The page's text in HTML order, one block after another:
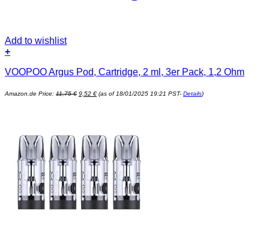
Add to wishlist
+
VOOPOO Argus Pod, Cartridge, 2 ml, 3er Pack, 1,2 Ohm
Amazon.de Price: 11,75€ Preis
9,52 €Preis
(as of 18/01/2025 19:21 PST- Details)